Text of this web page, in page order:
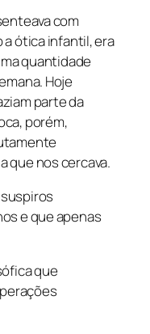
com
a ótica infantil, era
quantidade
Hoje
parte da
porém,
que nos cercava.
e que apenas
que